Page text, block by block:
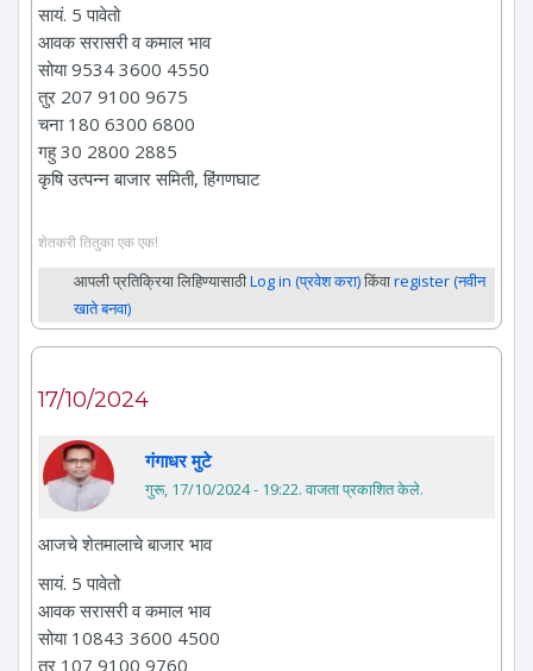
सायं. 5 पावेतो
आवक सरासरी व कमाल भाव
सोया 9534 3600 4550
तुर 207 9100 9675
चना 180 6300 6800
गहु 30 2800 2885
कृषि उत्पन्न बाजार समिती, हिंगणघाट
शेतकरी तितुका एक एक!
आपली प्रतिक्रिया लिहिण्यासाठीLog in (प्रवेश करा)किंवाregister (नवीन
खाते बनवा)
17/10/2024
गंगाधर मुटे
गुरू, 17/10/2024 - 19:22. वाजता प्रकाशित केले.
आजचे शेतमालाचे बाजार भाव
सायं. 5 पावेतो
आवक सरासरी व कमाल भाव
सोया 10843 3600 4500
तुर 107 9100 9760